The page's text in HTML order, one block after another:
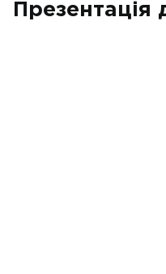
Презентація